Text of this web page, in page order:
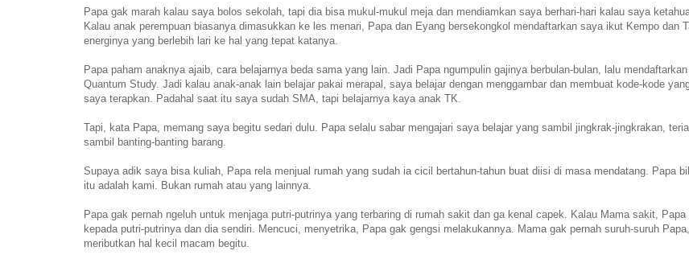
Papa gak marah kalau saya bolos sekolah, tapi dia bisa mukul-mukul meja dan mendiamkan saya berhari-hari kalau saya
Kalau anak perempuan biasanya dimasukkan ke les menari, Papa dan Eyang bersekongkol mendaftarkan saya ikut Kempo dan
energinya yang berlebih lari ke hal yang tepat katanya.
Papa paham anaknya ajaib, cara belajarnya beda sama yang lain. Jadi Papa ngumpulin gajinya berbulan-bulan, lalu
Quantum Study. Jadi kalau anak-anak lain belajar pakai merapal, saya belajar dengan menggambar dan membuat kode-kode
saya terapkan. Padahal saat itu saya sudah SMA, tapi belajarnya kaya anak TK.
Tapi, kata Papa, memang saya begitu sedari dulu. Papa selalu sabar mengajari saya belajar yang sambil jingkrak-jingkrakan,
sambil banting-banting barang.
Supaya adik saya bisa kuliah, Papa rela menjual rumah yang sudah ia cicil bertahun-tahun buat diisi di masa mendatang. Papa
itu adalah kami. Bukan rumah atau yang lainnya.
Papa gak pernah ngeluh untuk menjaga putri-putrinya yang terbaring di rumah sakit dan ga kenal capek. Kalau Mama sakit,
kepada putri-putrinya dan dia sendiri. Mencuci, menyetrika, Papa gak gengsi melakukannya. Mama gak pernah suruh-suruh
meributkan hal kecil macam begitu.